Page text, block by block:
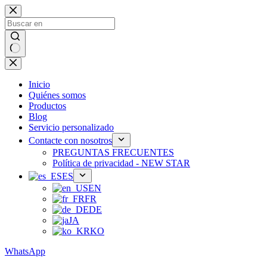
Ir
al
contenido
Sin
resultados
Inicio
Quiénes somos
Productos
Blog
Servicio personalizado
Contacte con nosotros
PREGUNTAS FRECUENTES
Política de privacidad - NEW STAR
ES
EN
FR
DE
JA
KO
WhatsApp